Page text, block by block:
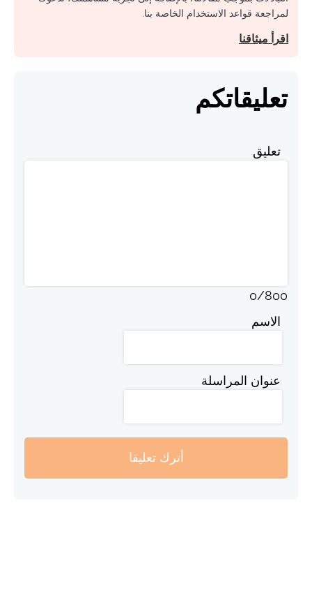
لمراجعة قواعد الاستخدام الخاصة بنا.
اقرأ ميثاقنا
تعليقاتكم
تعليق
0/800
الاسم
عنوان المراسلة
أترك تعليقا